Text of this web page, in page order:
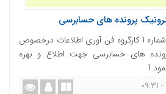
پرونده های حسابرسی
احتراماً، به پیوست رهنمود شماره 1 کارگروه فن آوری اطلاعات درخصوص
های حسابرسی جهت اطلاع و بهره
1